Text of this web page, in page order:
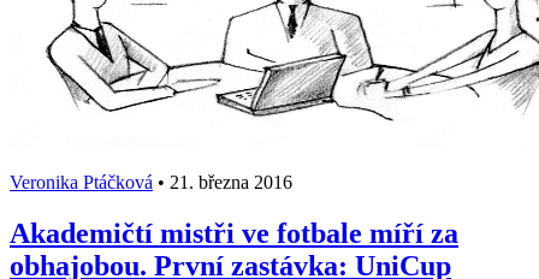
Veronika Ptáčková • 21. března 2016
Akademičtí mistři ve fotbale míří za
obhajobou. První zastávka: UniCup